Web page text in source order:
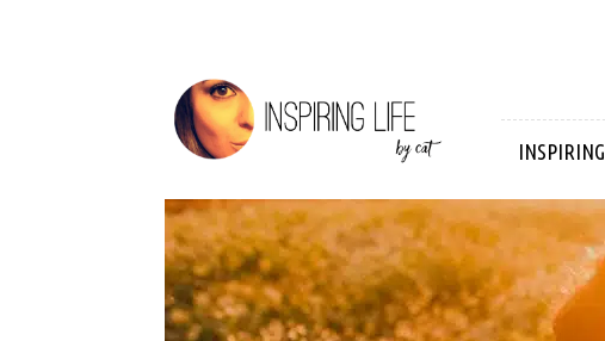
Inspiring
Life
INSPIRING